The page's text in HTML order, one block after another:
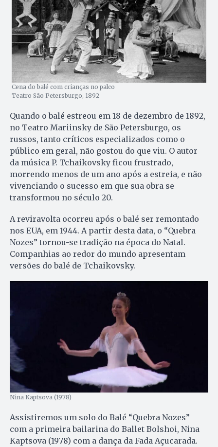
Cena do balé com crianças no palco
Teatro São Petersburgo, 1892
Quando o balé estreou em 18 de dezembro de 1892,
no Teatro Mariinsky de São Petersburgo, os
russos, tanto críticos especializados como o
público em geral, não gostou do que viu. O autor
da música P. Tchaikovsky ficou frustrado,
morrendo menos de um ano após a estreia, e não
vivenciando o sucesso em que sua obra se
transformou no século 20.
A reviravolta ocorreu após o balé ser remontado
nos EUA, em 1944. A partir desta data, o “Quebra
Nozes” tornou-se tradição na época do Natal.
Companhias ao redor do mundo apresentam
versões do balé de Tchaikovsky.
Nina Kaptsova (1978)
Assistiremos um solo do Balé “Quebra Nozes”
com a primeira bailarina do Ballet Bolshoi, Nina
Kaptsova (1978) com a dança da Fada Açucarada.